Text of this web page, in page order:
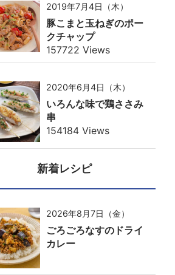
2019年7月4日（木）
豚こまと玉ねぎのポー
クチャップ
157722 Views
2020年6月4日（木）
いろんな味で鶏ささみ
串
154184 Views
新着レシピ
2026年8月7日（金）
ごろごろなすのドライ
カレー